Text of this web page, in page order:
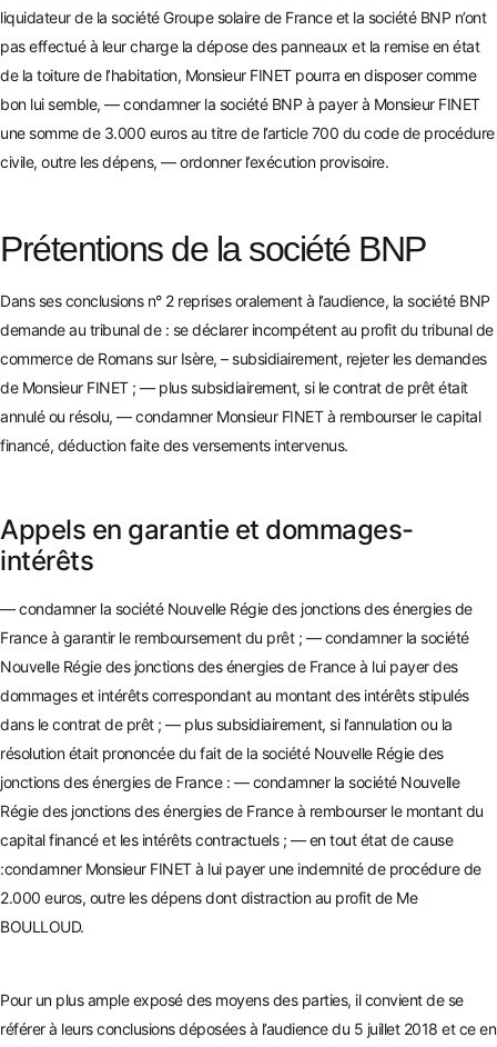
liquidateur de la société Groupe solaire de France et la société BNP n’ont
pas effectué à leur charge la dépose des panneaux et la remise enétat
de la toiture de l’habitation, Monsieur FINET pourra en disposer comme
bon lui semble, — condamner la société BNP à payer à Monsieur FINET
une somme de 3.000 euros au titre de l’article 700 du code de procédure
civile, outre les dépens, — ordonner l’exécution provisoire.
Prétentions de la société BNP
Dans ses conclusions n° 2 reprises oralement à l’audience, la société BNP
demande au tribunal de : se déclarer incompétent au profit du tribunal de
commerce de Romans sur Isère, – subsidiairement, rejeter les demandes
de Monsieur FINET ; — plus subsidiairement, si le contrat de prêt était
annulé ou résolu, — condamner Monsieur FINET à rembourser le capital
financé, déduction faite des versements intervenus.
Appels en garantie et dommages-
intérêts
—condamner la société Nouvelle Régie des jonctions des énergies de
France à garantir le remboursement du prêt ; — condamner la société
Nouvelle Régie des jonctions des énergies de France à lui payer des
dommages et intérêts correspondant au montant des intérêts stipulés
dans le contrat de prêt ; — plus subsidiairement, si l’annulation ou la
résolution était prononcée du fait de la société Nouvelle Régie des
jonctions des énergies de France : — condamner la sociétéNouvelle
Régie des jonctions des énergies de France à rembourser le montant du
capital financé et les intérêts contractuels ; — en tout état de cause
:condamner Monsieur FINET à lui payer une indemnité de procédure de
2.000 euros, outre les dépens dont distraction au profit de Me
BOULLOUD.
Pour un plus ample exposé des moyens des parties, il convient de se
référer à leurs conclusions déposées à l’audience du 5 juillet 2018 et ce en